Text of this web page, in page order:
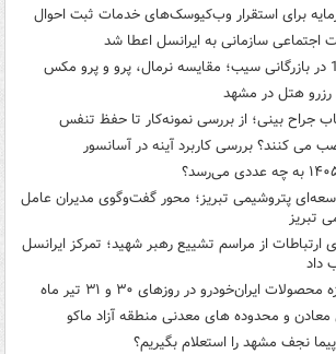
برای استقرار وب‌کیوسک‌های خدمات ثبت احوال
اجتماعی سازمانی به ایرانسل اعطا شد
رزرو هتل در مشهد
می کنند؟ بررسی کاربرد آینه در آسانسور
پتروشیمی تبریز؛ محور گفت‌وگوی مدیران عامل
تبریز
ارتباطات از مراسم تشییع رهبر شهید؛ تمرکز ایرانسل
داد
معادن و محدوده های معدنی منطقه آزاد ماکو
نجف مشهد را استعلام بگیریم؟